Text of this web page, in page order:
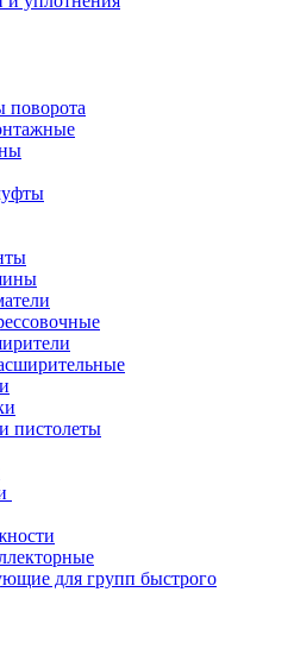
поворота
пистолеты
для групп быстрого